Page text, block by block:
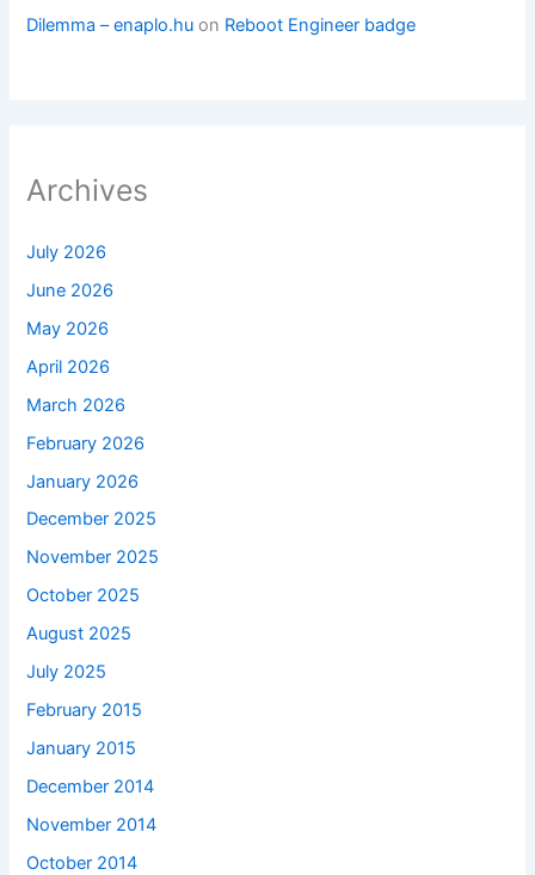
Dilemma – enaplo.hu on Reboot Engineer badge
Archives
July 2026
June 2026
May 2026
April 2026
March 2026
February 2026
January 2026
December 2025
November 2025
October 2025
August 2025
July 2025
February 2015
January 2015
December 2014
November 2014
October 2014